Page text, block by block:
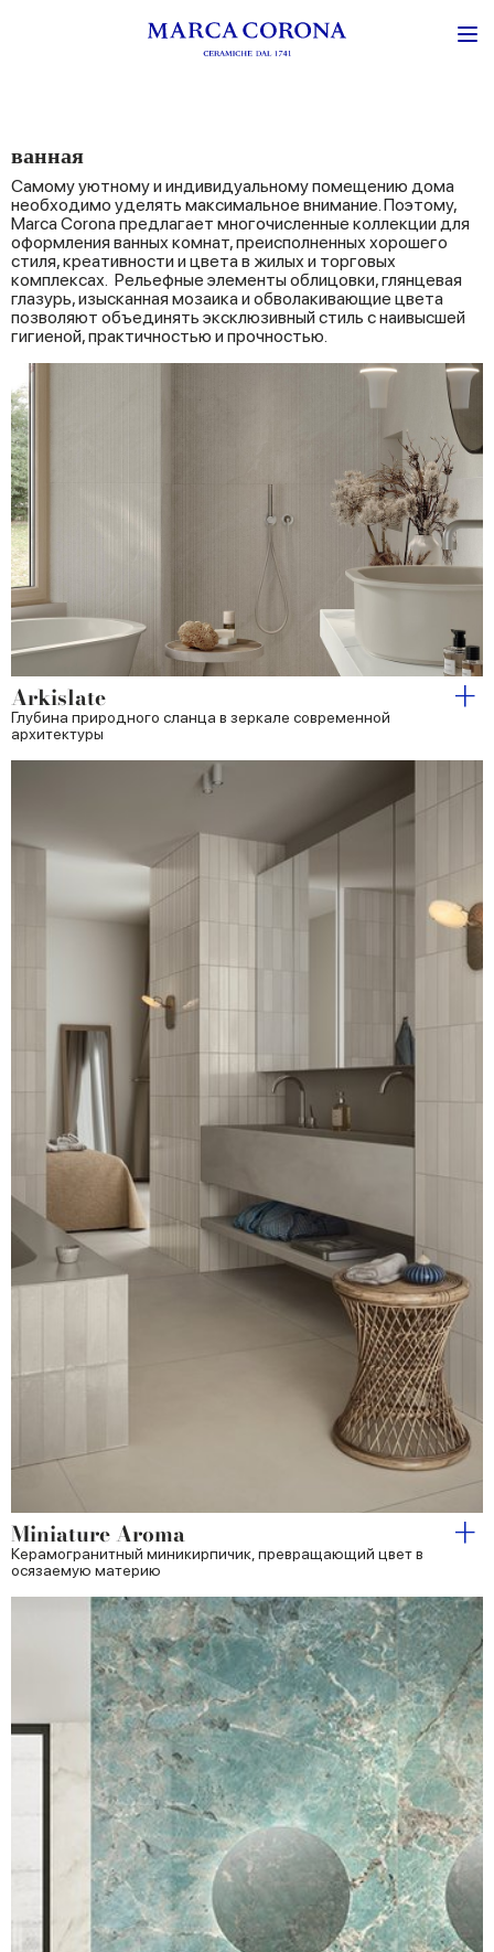
ванная
Самому уютному и индивидуальному помещению дома
необходимо уделять максимальное внимание. Поэтому,
Marca Corona предлагает многочисленные коллекции для
оформления ванных комнат, преисполненных хорошего
стиля, креативности и цвета в жилых и торговых
комплексах. Рельефные элементы облицовки, глянцевая
глазурь, изысканная мозаика и обволакивающие цвета
позволяют объединять эксклюзивный стиль с наивысшей
гигиеной, практичностью и прочностью.
Arkislate
Глубина природного сланца в зеркале современной
архитектуры
Miniature Aroma
Керамогранитный миникирпичик, превращающий цвет в
осязаемую материю